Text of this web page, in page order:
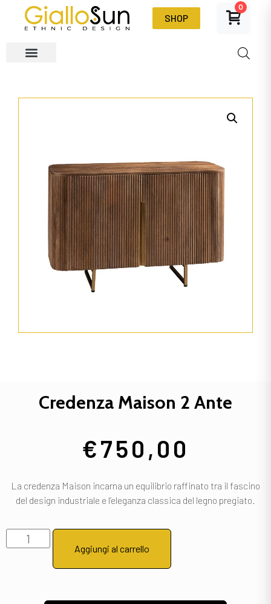
SHOP
0
Credenza Maison 2 Ante
€750,00
La credenza Maison incarna un equilibrio raffinato tra il fascino
del design industriale e l’eleganza classica del legno pregiato.
Aggiungi al carrello